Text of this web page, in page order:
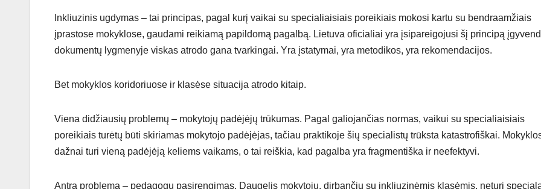
Inkliuzinis ugdymas – tai principas, pagal kurį vaikai su specialiaisiais poreikiais mokosi kartu su bendraamžiais
įprastose mokyklose, gaudami reikiamą papildomą pagalbą. Lietuva oficialiai yra įsipareigojusi šį principą
dokumentų lygmenyje viskas atrodo gana tvarkingai. Yra įstatymai, yra metodikos, yra rekomendacijos.
Bet mokyklos koridoriuose ir klasėse situacija atrodo kitaip.
Viena didžiausių problemų – mokytojų padėjėjų trūkumas. Pagal galiojančias normas, vaikui su specialiaisiais
poreikiais turėtų būti skiriamas mokytojo padėjėjas, tačiau praktikoje šių specialistų trūksta katastrofiškai.
dažnai turi vieną padėjėją keliems vaikams, o tai reiškia, kad pagalba yra fragmentiška ir neefektyvi.
Antra problema – pedagogų pasirengimas. Daugelis mokytojų, dirbančių su inkliuzinėmis klasėmis, neturi